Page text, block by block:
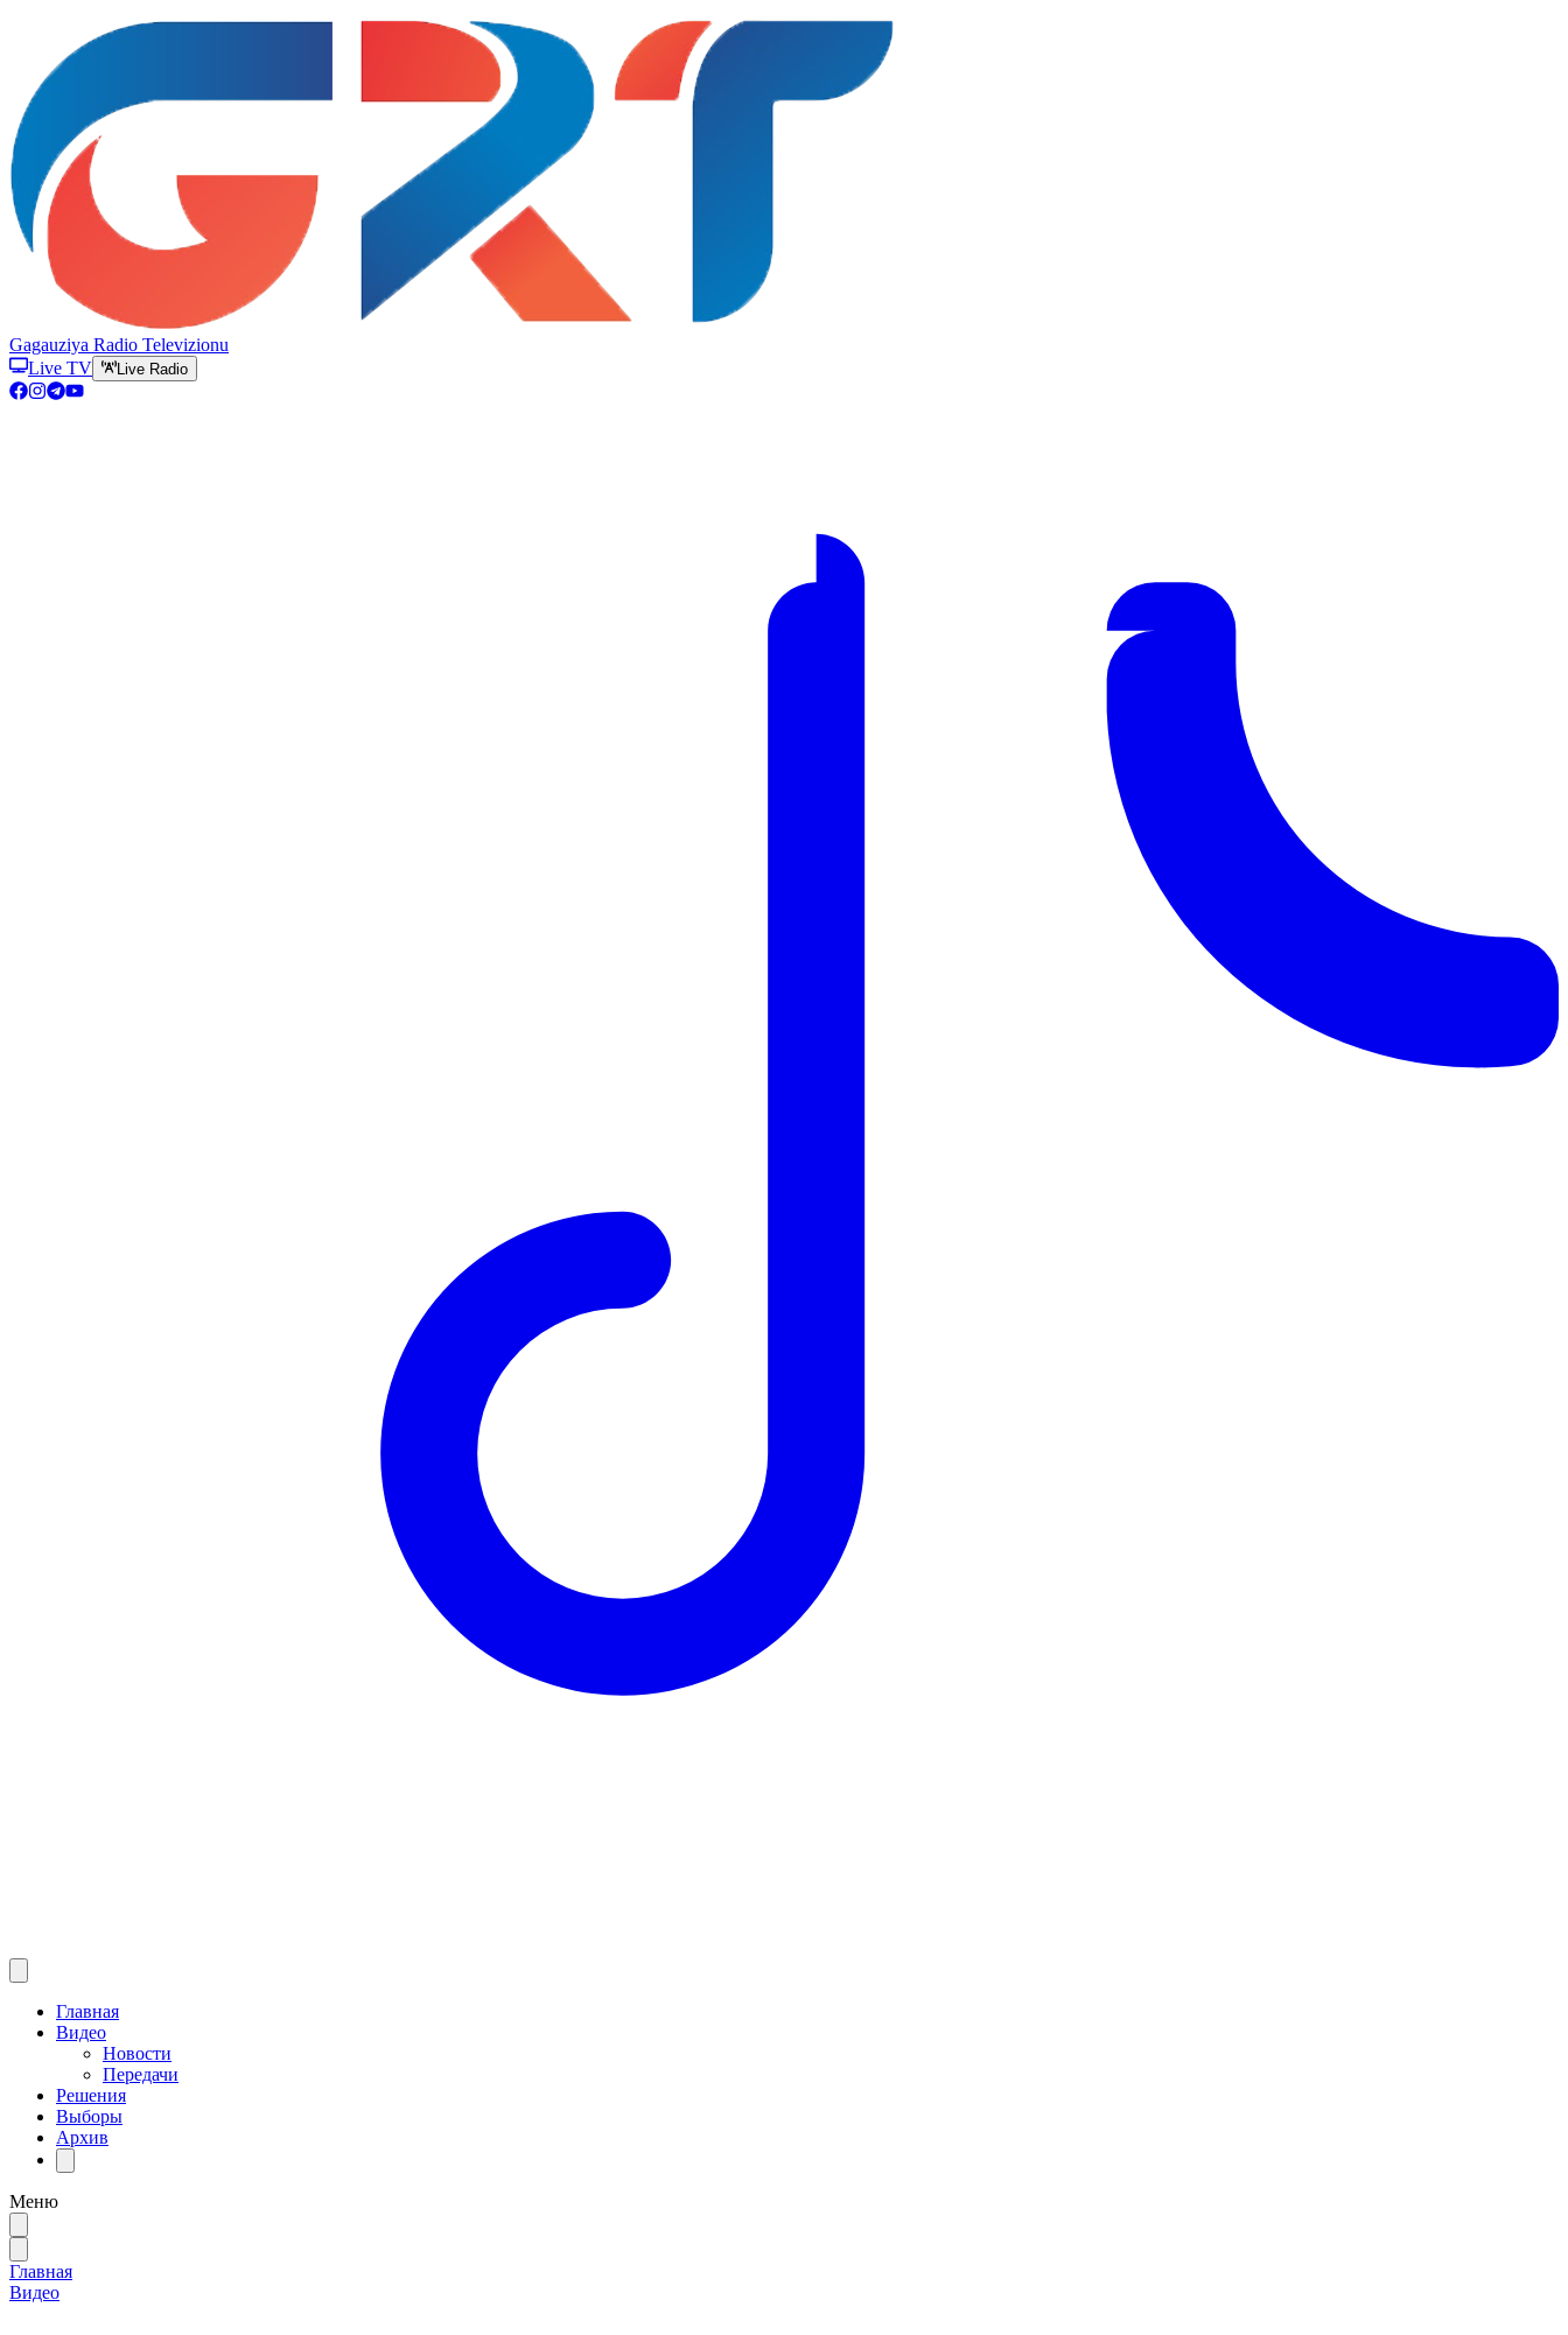
Gagauziya Radio Televizionu
Live TV
Live Radio
Главная
Видео
Новости
Передачи
Решения
Выборы
Архив
Меню
Главная
Видео